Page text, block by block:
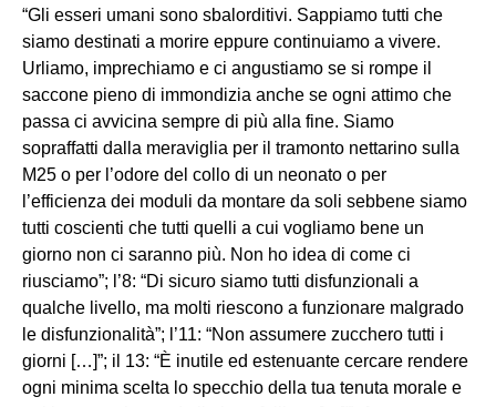
“Gli esseri umani sono sbalorditivi. Sappiamo tutti che
siamo destinati a morire eppure continuiamo a vivere.
Urliamo, imprechiamo e ci angustiamo se si rompe il
saccone pieno di immondizia anche se ogni attimo che
passa ci avvicina sempre di più alla fine. Siamo
sopraffatti dalla meraviglia per il tramonto nettarino sulla
M25 o per l’odore del collo di un neonato o per
l’efficienza dei moduli da montare da soli sebbene siamo
tutti coscienti che tutti quelli a cui vogliamo bene un
giorno non ci saranno più. Non ho idea di come ci
riusciamo”; l’8: “Di sicuro siamo tutti disfunzionali a
qualche livello, ma molti riescono a funzionare malgrado
le disfunzionalità”; l’11: “Non assumere zucchero tutti i
giorni […]”; il 13: “È inutile ed estenuante cercare rendere
ogni minima scelta lo specchio della tua tenuta morale e